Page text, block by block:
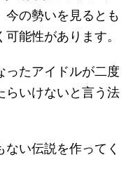
今の勢いを見るとも
能性があります。
ったアイドルが二度
らいけないと言う法
い伝説を作ってく